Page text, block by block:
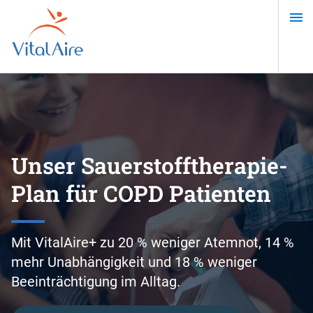
Inhalt
Unser Sauerstofftherapie-
Plan für COPD Patienten
Mit VitalAire+ zu 20 % weniger Atemnot, 14 %
mehr Unabhängigkeit und 18 % weniger
Beeinträchtigung im Alltag.